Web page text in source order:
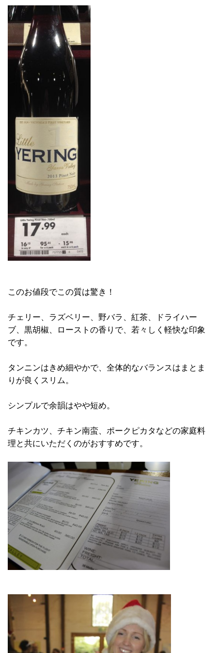
このお値段でこの質は驚き！
チェリー、ラズベリー、野バラ、紅茶、ドライハー
ブ、黒胡椒、ローストの香りで、若々しく軽快な印象
です。
タンニンはきめ細やかで、全体的なバランスはまとま
りが良くスリム。
シンプルで余韻はやや短め。
チキンカツ、チキン南蛮、ポークピカタなどの家庭料
理と共にいただくのがおすすめです。